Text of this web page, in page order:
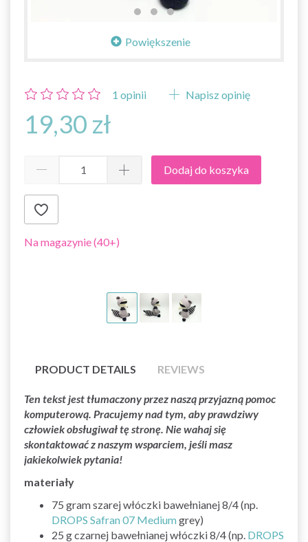
Powiększenie
1 opinii Napisz opinię
19,30 zł
Dodaj do koszyka
Na magazynie (40+)
PRODUCT DETAILS REVIEWS
Ten tekst jest tłumaczony przez naszą przyjazną pomoc
komputerową. Pracujemy nad tym, aby prawdziwy
człowiek obsługiwał tę stronę. Nie wahaj się
skontaktować z naszym wsparciem, jeśli masz
jakiekolwiek pytania!
materiały
75 gram szarej włóczki bawełnianej 8/4 (np.
DROPS Safran 07 Mediumgrey)
25 g czarnej bawełnianej włóczki 8/4 (np. DROPS